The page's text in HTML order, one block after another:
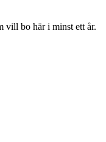
vill bo här i minst ett år.